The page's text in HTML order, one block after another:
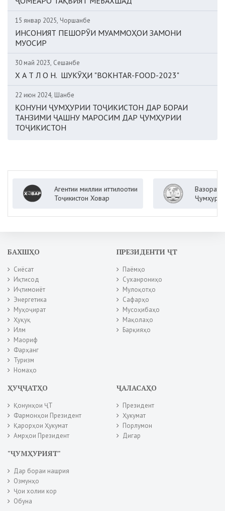
15 январ 2025, Чоршанбе
ИНСОНИЯТ ПЕШОРӮИ МУАММОҲОИ ЗАМОНИ
МУОСИР
30 май 2023, Сешанбе
Х А Т Л О Н. ШУКӮҲИ "BOKHTAR-FOOD-2023"
22 июн 2024, Шанбе
ҚОНУНИ ҶУМҲУРИИ ТОҶИКИСТОН ДАР БОРАИ
ТАНЗИМИ ҶАШНУ МАРОСИМ ДАР ҶУМҲУРИИ
ТОҶИКИСТОН
Агентии миллии иттилоотии
Тоҷикистон Ховар
Вазорати корҳои
Ҷумҳурии
БАХШҲО
Сиёсат
Иқтисод
Иҷтимоиёт
Энергетика
Муҳоҷират
Ҳуқуқ
Илм
Маориф
Фарҳанг
Туризм
Номаҳо
ПРЕЗИДЕНТИ ҶТ
Паёмҳо
Суханрониҳо
Мулоқотҳо
Сафарҳо
Мусоҳибаҳо
Мақолаҳо
Барқияҳо
ҲУҶҶАТҲО
Қонунҳои ҶТ
Фармонҳои Президент
Қарорҳои Ҳукумат
Амрҳои Президент
ҶАЛАСАҲО
Президент
Ҳукумат
Порлумон
Дигар
"ҶУМҲУРИЯТ"
Дар бораи нашрия
Озмунҳо
Ҷои холии кор
Обуна